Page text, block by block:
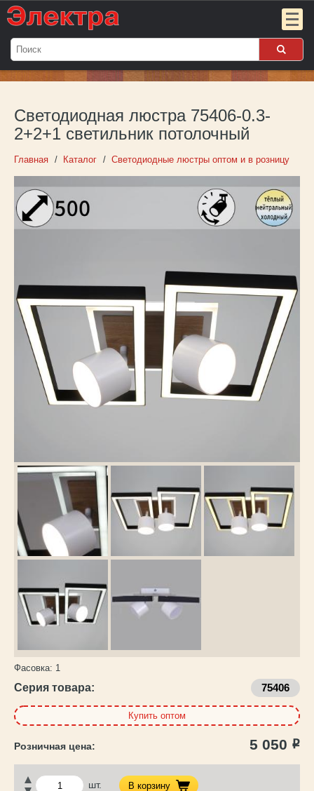
Мой
Пока
пуст
Войти
О компании
Новости
Контакты
Каталог
товаров
Светодиодная люстра 75406-0.3-
2+2+1 светильник потолочный
Главная Каталог Светодиодные люстры оптом и в розницу
Фасовка: 1
Серия товара: 75406
Купить оптом
5 050 Р
шт. В корзину